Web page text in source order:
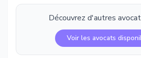
Découvrez d'autres
Voir les avocats